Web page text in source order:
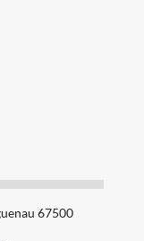
67500